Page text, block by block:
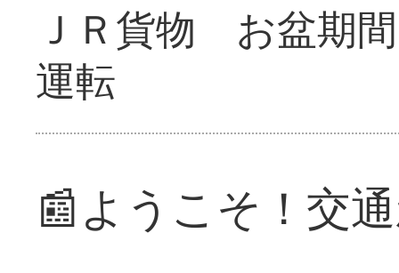
ＪＲ貨物 お盆期
運転
📰ようこそ！交